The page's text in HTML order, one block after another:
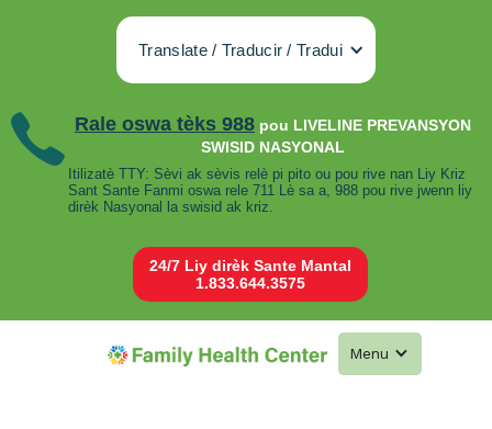
Translate / Traducir / Tradui
Rale oswa tèks 988 pou LIVELINE PREVANSYON
SWISID NASYONAL
Itilizatè TTY: Sèvi ak sèvis relè pi pito ou pou rive nan Liy Kriz
Sant Sante Fanmi oswa rele 711 Lè sa a, 988 pou rive jwenn liy
dirèk Nasyonal la swisid ak kriz.
24/7 Liy dirèk Sante Mantal
1.833.644.3575
Menu